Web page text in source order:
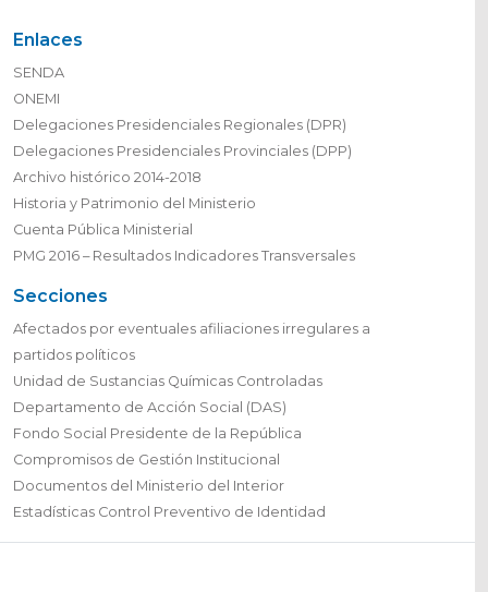
Enlaces
SENDA
ONEMI
Delegaciones Presidenciales Regionales (DPR)
Delegaciones Presidenciales Provinciales (DPP)
Archivo histórico 2014-2018
Historia y Patrimonio del Ministerio
Cuenta Pública Ministerial
PMG 2016 – Resultados Indicadores Transversales
Secciones
Afectados por eventuales afiliaciones irregulares a
partidos políticos
Unidad de Sustancias Químicas Controladas
Departamento de Acción Social (DAS)
Fondo Social Presidente de la República
Compromisos de Gestión Institucional
Documentos del Ministerio del Interior
Estadísticas Control Preventivo de Identidad